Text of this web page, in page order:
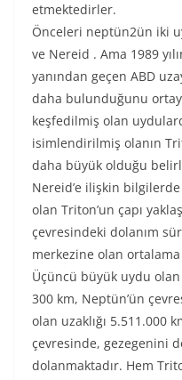
etmektedirler.
Önceleri neptün2ün iki
ve Nereid . Ama 1989
yanından geçen ABD
daha bulunduğunu
keşfedilmiş olan
isimlendirilmiş olanın
daha büyük olduğu
Nereid’e ilişkin
olan Triton’un çapı
çevresindeki dolanım
merkezine olan ortalama
Üçüncü büyük uydu olan
300 km, Neptün’ün
olan uzaklığı 5.511.000
çevresinde, gezegenini
dolanmaktadır. Hem